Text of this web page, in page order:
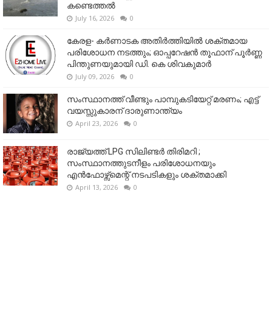
കണ്ടെത്തൽ
July 16, 2026 0
കേരള- കർണാടക അതിർത്തിയിൽ ശക്തമായ
പരിശോധന നടത്തും; ഓപ്പറേഷൻ തൂഫാന് പൂർണ്ണ
പിന്തുണയുമായി ഡി. കെ ശിവകുമാർ
July 09, 2026 0
സംസ്ഥാനത്ത് വീണ്ടും പാമ്പുകടിയേറ്റ് മരണം; എട്ട്
വയസ്സുകാരന് ദാരുണാന്ത്യം
April 23, 2026 0
രാജ്യത്ത് LPG സിലിണ്ടർ തിരിമറി ;
സംസ്ഥാനത്തുടനീളം പരിശോധനയും
എൻഫോഴ്സ്മെന്റ് നടപടികളും ശക്തമാക്കി
April 13, 2026 0